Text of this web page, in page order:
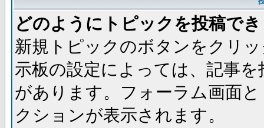
どのようにトピックを投稿で
新規トピックのボタンをクリ
示板の設定によっては、記事
があります。フォーラム画面
クションが表示されます。